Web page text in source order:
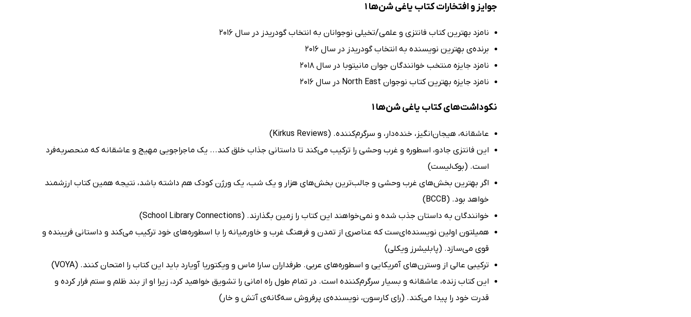
جوایز و افتخارات کتاب یاغی شن‌ها 1
نامزد بهترین کتاب فانتزی و علمی/تخیلی نوجوانان به انتخاب گودریدز در سال 2016
برنده‌ی بهترین نویسنده به انتخاب گودریدز در سال 2016
نامزد جایزه منتخب خوانندگان جوان مانیتوبا در سال 2018
نامزد جایزه بهترین کتاب نوجوان North East در سال 2016
نکوداشت‌های کتاب یاغی شن‌ها 1
عاشقانه، هیجان‌انگیز، خنده‌دار، و سرگرم‌کننده. (Kirkus Reviews)
این فانتزی جادو، اسطوره و غرب وحشی را ترکیب می‌کند تا داستانی جذاب خلق کند... یک ماجراجویی مهیج و عاشقانه که منحصر‌به‌فرد
است. (بوک‌لیست)
اگر بهترین بخش‌های غرب وحشی و جالب‌ترین بخش‌های هزار و یک شب، یک ورژن کودک هم داشته باشد، نتیجه همین کتاب ارزشمند
خواهد بود. (BCCB)
خوانندگان به داستان جذب شده و نمی‌خواهند این کتاب را زمین بگذارند. (School Library Connections)
همیلتون اولین نویسنده‌ای‌ست که عناصری از تمدن و فرهنگ غرب و خاورمیانه را با اسطوره‌های خود ترکیب می‌کند و داستانی فریبنده و
قوی می‌سازد. (پابلیشرز ویکلی)
ترکیبی عالی از وسترن‌های آمریکایی و اسطوره‌های عربی. طرفداران سارا ماس و ویکتوریا آویارد باید این کتاب را امتحان کنند. (VOYA)
این کتاب زنده، عاشقانه و بسیار سرگرم‌کننده است. در تمام طول راه امانی را تشویق خواهید کرد، زیرا او از بند ظلم و ستم فرار کرده و
قدرت خود را پیدا می‌کند. (رای کارسون، نویسنده‌ی پرفروش سه‌گانه‌ی آتش و خار)